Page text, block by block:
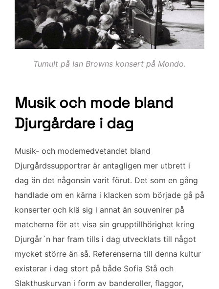
Tumult på Ian Browns konsert på Mondo.
Musik och mode bland
Djurgårdare i dag
Musik- och modemedvetandet bland
Djurgårdssupportrar är antagligen mer utbrett i
dag än det någonsin varit förut. Det som en gång
handlade om en kärna i klacken som började gå på
konserter och klä sig i annat än souvenirer på
matcherna för att visa sin grupptillhörighet kring
Djurgår´n har fram tills i dag utvecklats till något
mycket större än så. Referenserna till denna kultur
existerar i dag stort på både Sofia Stå och
Slakthuskurvan i form av banderoller, flaggor,